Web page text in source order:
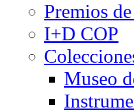
Premios
I+D COP
Museo